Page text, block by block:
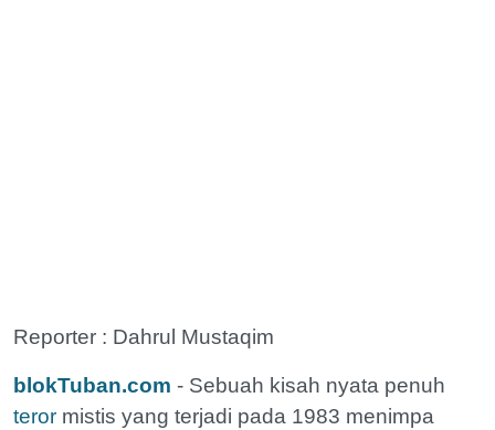
Reporter : Dahrul Mustaqim
blokTuban.com - Sebuah kisah nyata penuh
teror mistis yang terjadi pada 1983 menimpa